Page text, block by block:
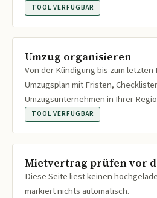
TOOL VERFÜGBAR
Umzug organisieren
Von der Kündigung bis zum
Umzugsplan mit Fristen,
Umzugsunternehmen in Ihrer
TOOL VERFÜGBAR
Mietvertrag prüfen vor
Diese Seite liest keinen
markiert nichts automatisch.